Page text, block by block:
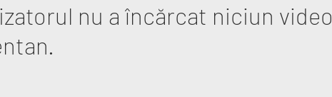
nu a încărcat niciun video